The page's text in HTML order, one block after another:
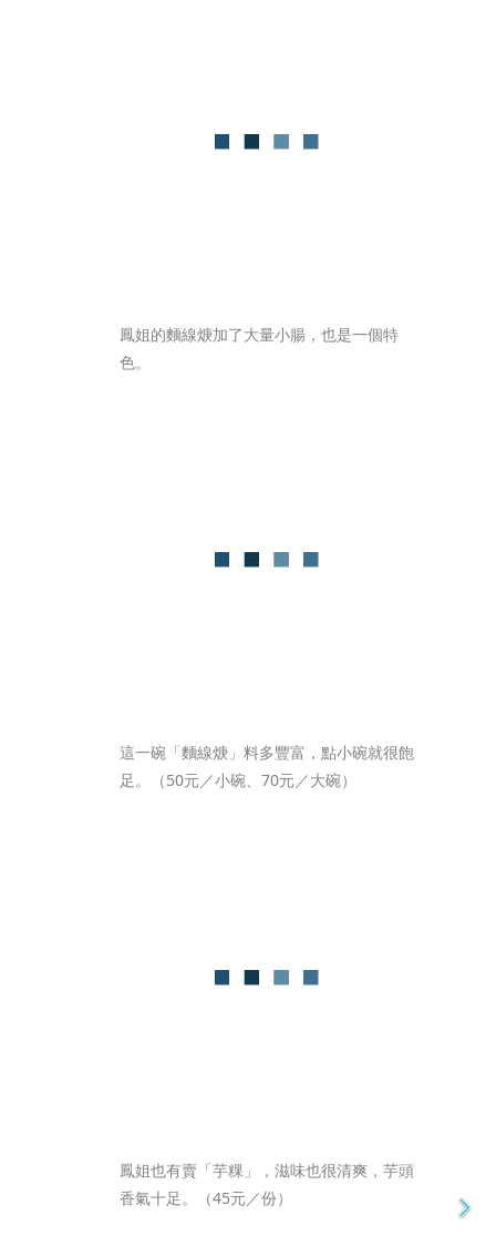
鳳姐的麵線焿加了大量小腸，也是一個特
色。
這一碗「麵線焿」料多豐富，點小碗就很飽
足。（50元／小碗、70元／大碗）
鳳姐也有賣「芋粿」，滋味也很清爽，芋頭
香氣十足。（45元／份）